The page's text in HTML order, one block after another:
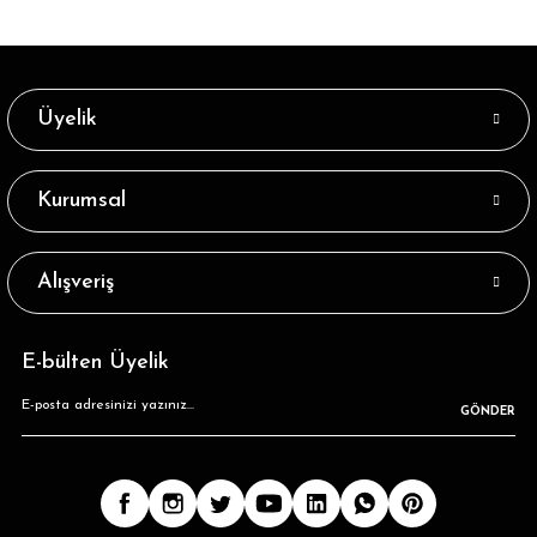
Üyelik
Kurumsal
Alışveriş
E-bülten Üyelik
GÖNDER